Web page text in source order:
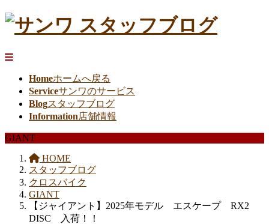
Homeホームへ戻る
Serviceサンワのサービス
Blogスタッフブログ
Information店舗情報
GIANT
HOME
スタッフブログ
クロスバイク
GIANT
【ジャイアント】2025年モデル エスケープ RX2
DISC 入荷！！